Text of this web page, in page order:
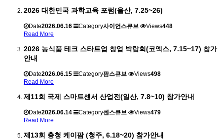
2026 대한민국 과학교육 포럼(울산, 7.25~26)
Date2026.06.16 Category사이언스큐브 Views448
Read More
2026 농식품 테크 스타트업 창업 박람회(코엑스, 7.15~17) 참가
안내
Date2026.06.15 Category팜스큐브 Views498
Read More
제11회 국제 스마트센서 산업전(일산, 7.8~10) 참가안내
Date2026.06.14 Category센스큐브 Views479
Read More
제13회 충청 케이팜 (청주, 6.18~20) 참가안내